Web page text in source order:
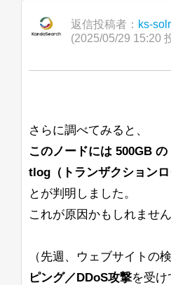
返信投稿者： ks-
(2025/05/29 15:20
さらに調べてみると、
このノードには 500GB
tlog（トランザクション
とが判明しました。
これが原因かもしれません
（先週、ウェブサイトの
ピング／DDoS攻撃を受け